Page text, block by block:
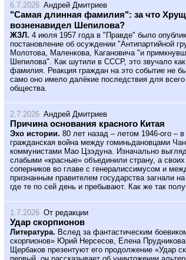
6.7.2026 Андрей Дмитриев
"Самая длинная фамилия": за что
возненавидел Шепилова?
ЖЗЛ. 4 июля 1957 года в "Правде" было
постановление об осуждении "Антипартийной
Молотова, Маленкова, Кагановича "и
Шепилова". Как шутили в СССР, это звучало
фамилия. Реакция граждан на это событие не
само оно имело далёкие последствия для всего
общества.
2.7.2026 Андрей Дмитриев
Причина основания красного Китая
Эхо истории. 80 лет назад – летом 1946-ого –
гражданская война между гоминьдановцами
коммунистами Мао Цзэдуна. Изначально
слабыми «красные» объединили страну, а
соперников во главе с генералиссимусом и
признанным правителем государства загнали
где те по сей день и пребывают. Как же так
1.7.2026 От редакции
Удар скорпионов
Литература. Вслед за фантастическим
скорпионов» Юрий Нерсесов, Елена
Щербаков презентуют его продолжение «Удар